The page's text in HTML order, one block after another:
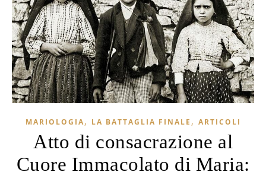
MARIOLOGIA, LA BATTAGLIA FINALE , ARTICOLI
Atto di consacrazione al
Cuore Immacolato di Maria: